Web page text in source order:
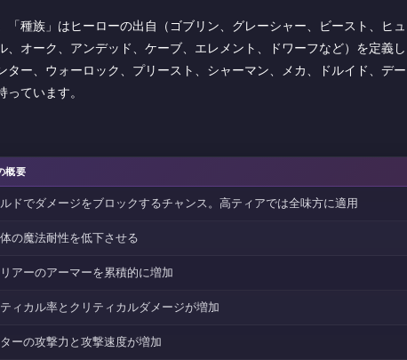
種族」はヒーローの出自（ゴブリン、グレーシャー、ビースト、ヒ
、オーク、アンデッド、ケーブ、エレメント、ドワーフなど）を定義
ター、ウォーロック、プリースト、シャーマン、メカ、ドルイド、デ
ています。
概要
ドでダメージをブロックするチャンス。高ティアでは全味方に適用
の魔法耐性を低下させる
アーのアーマーを累積的に増加
ィカル率とクリティカルダメージが増加
ーの攻撃力と攻撃速度が増加